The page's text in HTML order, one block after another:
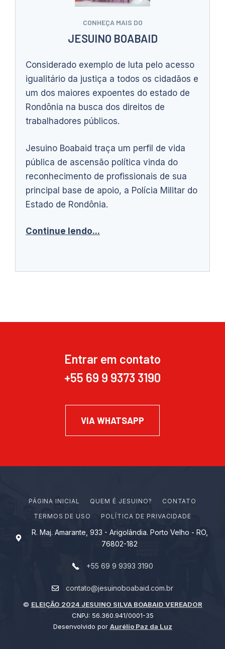
CONHEÇA MAIS DO
JESUINO BOABAID
Considerado exemplo de luta pelo acesso
igualitário da justiça a todos os cidadãos e
um dos maiores expoentes do estado de
Rondônia na busca dos direitos de
trabalhadores públicos.
Jesuino Boabaid traça um perfil de vida
pública de ascensão política vinda do
reconhecimento de profissionais de sua
principal base de apoio, a Polícia Militar do
Estado de Rondônia.
Continue lendo...
Entrar em contato
+55 69 9 9373 3190
VIA WHATSAPP
PÁGINA INICIAL Q U EM É J ES U I N O?
CONTATO
TERMOS DE USO
POLÍTICA DE PRIVACIDADE
R. Maj. Amarante, 933 - Arigolândia. Porto Velho - RO,
76802-182
+55 69 9 9393 3190
contato@jesuinoboabaid.com.br
© ELEIÇÃO 2024 JESUINO SILVA BOABAID VEREADOR
CNPJ: 56.360.941/0001-35
Desenvolvido por Aurélio Paz da Luz